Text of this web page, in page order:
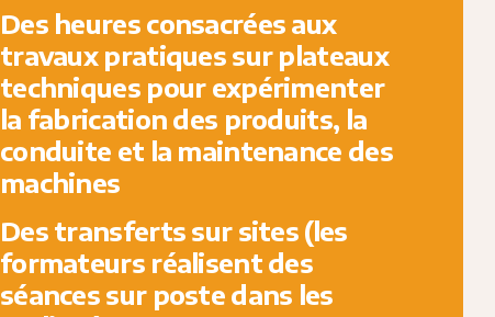
Des heures consacrées aux
travaux pratiques sur plateaux
techniques pour expérimenter
la fabrication des produits, la
conduite et la maintenance des
machines
Des transferts sur sites (les
formateurs réalisent des
séances sur poste dans les